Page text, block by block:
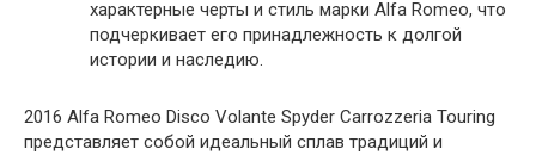
характерные черты и стиль марки Alfa Romeo, что
подчеркивает его принадлежность к долгой
истории и наследию.
2016 Alfa Romeo Disco Volante Spyder Carrozzeria Touring
представляет собой идеальный сплав традиций и